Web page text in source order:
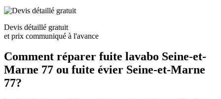
Devis détaillé gratuit
et prix communiqué à l'avance
Comment réparer fuite lavabo Seine-et-
Marne 77 ou fuite évier Seine-et-Marne
77?